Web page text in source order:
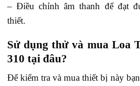
– Điều chỉnh âm thanh để đạt
thiết.
Sử dụng thử và mua Loa
310 tại đâu?
Để kiểm tra và mua thiết bị này